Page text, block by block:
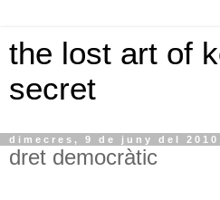
the lost art of
secret
dimecres, 9 de juny del 2010
dret democràtic